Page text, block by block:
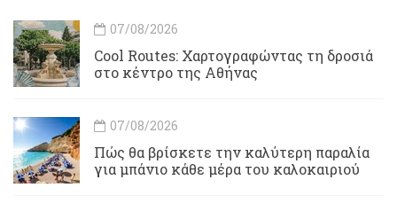
07/08/2026
Cool Routes: Χαρτογραφώντας τη δροσιά
στο κέντρο της Αθήνας
07/08/2026
Πώς θα βρίσκετε την καλύτερη παραλία
για μπάνιο κάθε μέρα του καλοκαιριού